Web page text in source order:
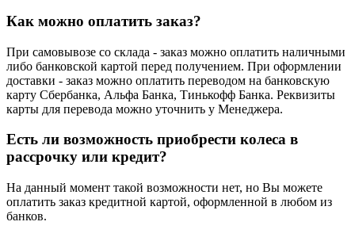
Как можно оплатить заказ?
При самовывозе со склада - заказ можно оплатить наличными
либо банковской картой перед получением. При оформлении
доставки - заказ можно оплатить переводом на банковскую
карту Сбербанка, Альфа Банка, Тинькофф Банка. Реквизиты
карты для перевода можно уточнить у Менеджера.
Есть ли возможность приобрести колеса в
рассрочку или кредит?
На данный момент такой возможности нет, но Вы можете
оплатить заказ кредитной картой, оформленной в любом из
банков.